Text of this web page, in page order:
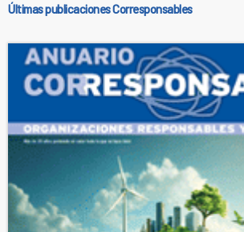
Últimas publicaciones Corresponsables